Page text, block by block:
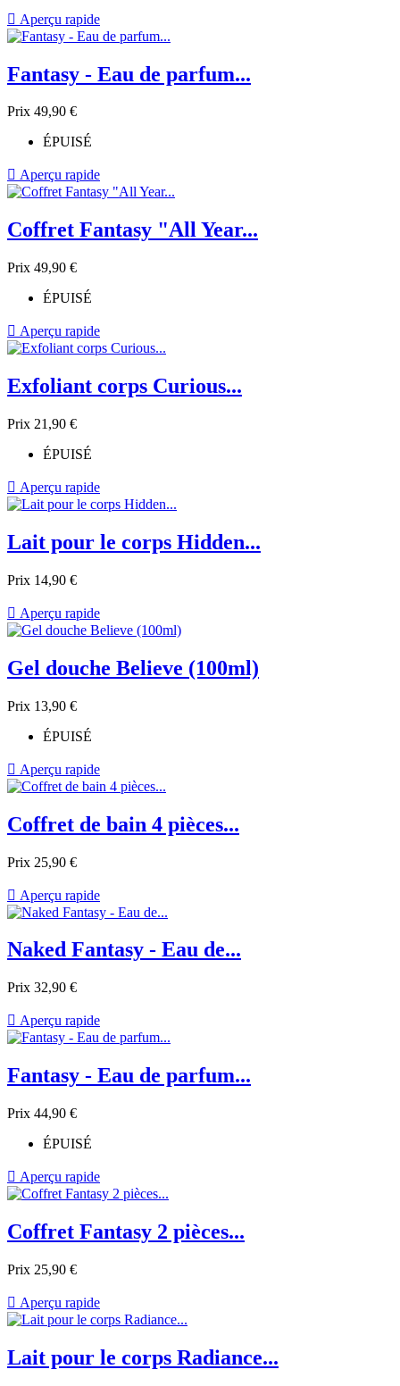
 Aperçu rapide
Fantasy - Eau de parfum...
Prix 49,90 €
ÉPUISÉ
 Aperçu rapide
Coffret Fantasy "All Year...
Prix 49,90 €
ÉPUISÉ
 Aperçu rapide
Exfoliant corps Curious...
Prix 21,90 €
ÉPUISÉ
 Aperçu rapide
Lait pour le corps Hidden...
Prix 14,90 €
 Aperçu rapide
Gel douche Believe (100ml)
Prix 13,90 €
ÉPUISÉ
 Aperçu rapide
Coffret de bain 4 pièces...
Prix 25,90 €
 Aperçu rapide
Naked Fantasy - Eau de...
Prix 32,90 €
 Aperçu rapide
Fantasy - Eau de parfum...
Prix 44,90 €
ÉPUISÉ
 Aperçu rapide
Coffret Fantasy 2 pièces...
Prix 25,90 €
 Aperçu rapide
Lait pour le corps Radiance...